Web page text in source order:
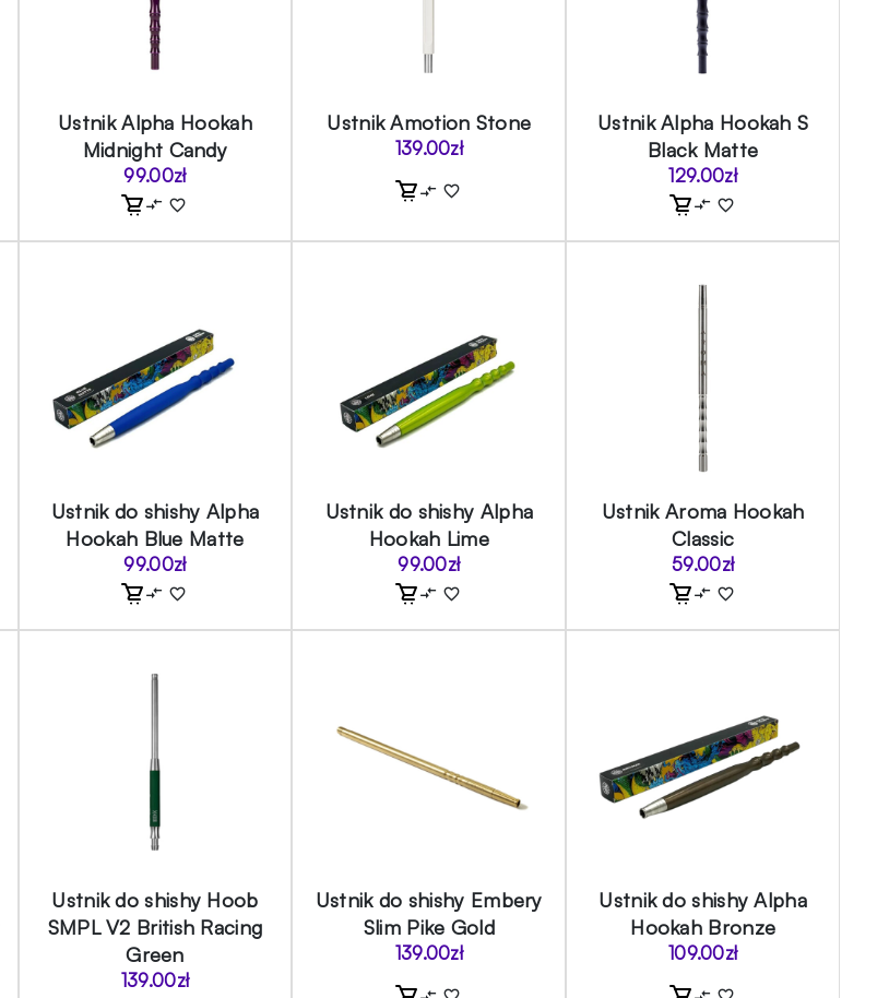
Ustnik Alpha Hookah
Midnight Candy
99.00zł
Ustnik Amotion Stone
139.00zł
Ustnik Alpha Hookah S
Black Matte
129.00zł
Ustnik do shishy Alpha
Hookah Blue Matte
99.00zł
Ustnik do shishy Alpha
Hookah Lime
99.00zł
Ustnik Aroma Hookah
Classic
59.00zł
Ustnik do shishy Hoob
SMPL V2 British Racing
Green
139.00zł
Ustnik do shishy Embery
Slim Pike Gold
139.00zł
Ustnik do shishy Alpha
Hookah Bronze
109.00zł